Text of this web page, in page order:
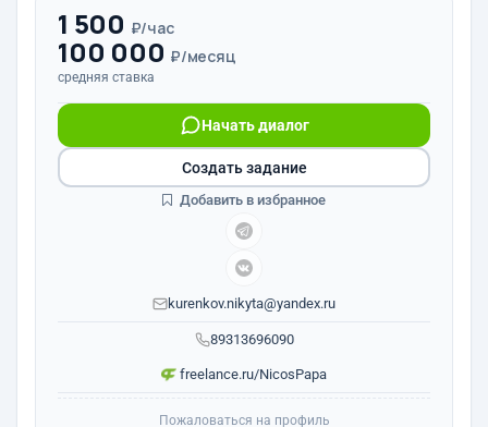
1 500 ₽/час
100 000 ₽/месяц
средняя ставка
89313696090
Начать диалог
kurenkov.nikyta@yandex.ru
freelance.ru/NicosPapa
Создать задание
Добавить в избранное
Пожаловаться на профиль